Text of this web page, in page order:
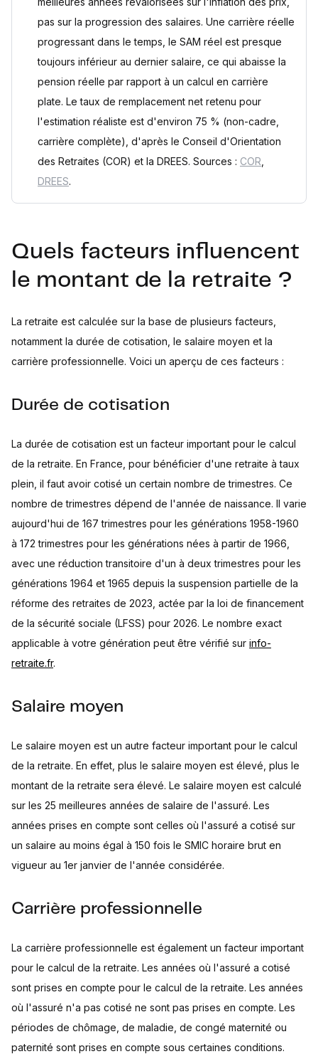
pas sur la progression des salaires. Une carrière réelle
progressant dans le temps, le SAM réel est presque
toujours inférieur au dernier salaire, ce qui abaisse la
pension réelle par rapport à un calcul en carrière
plate. Le taux de remplacement net retenu pour
l'estimation réaliste est d'environ 75 % (non-cadre,
carrière complète), d'après le Conseil d'Orientation
des Retraites (COR) et la DREES. Sources : COR
DREES.
Quels facteurs influencent
le montant de la retraite ?
La retraite est calculée sur la base de plusieurs facteurs,
notamment la durée de cotisation, le salaire moyen et la
carrière professionnelle. Voici un aperçu de ces facteurs :
Durée de cotisation
La durée de cotisation est un facteur important pour le calcul
de la retraite. En France, pour bénéficier d'une retraite à taux
plein, il faut avoir cotisé un certain nombre de trimestres. Ce
nombre de trimestres dépend de l'année de naissance. Il varie
aujourd'hui de 167 trimestres pour les générations 1958-1960
à 172 trimestres pour les générations nées à partir de 1966,
avec une réduction transitoire d'un à deux trimestres pour les
générations 1964 et 1965 depuis la suspension partielle de la
réforme des retraites de 2023, actée par la loi de financement
de la sécurité sociale (LFSS) pour 2026. Le nombre exact
applicable à votre génération peut être vérifié sur info-
retraite.fr.
Salaire moyen
Le salaire moyen est un autre facteur important pour le calcul
de la retraite. En effet, plus le salaire moyen est élevé, plus le
montant de la retraite sera élevé. Le salaire moyen est calculé
sur les 25 meilleures années de salaire de l'assuré. Les
années prises en compte sont celles où l'assuré a cotisé sur
un salaire au moins égal à 150 fois le SMIC horaire brut en
vigueur au 1er janvier de l'année considérée.
Carrière professionnelle
La carrière professionnelle est également un facteur important
pour le calcul de la retraite. Les années où l'assuré a cotisé
sont prises en compte pour le calcul de la retraite. Les années
où l'assuré n'a pas cotisé ne sont pas prises en compte. Les
périodes de chômage, de maladie, de congé maternité ou
paternité sont prises en compte sous certaines conditions.